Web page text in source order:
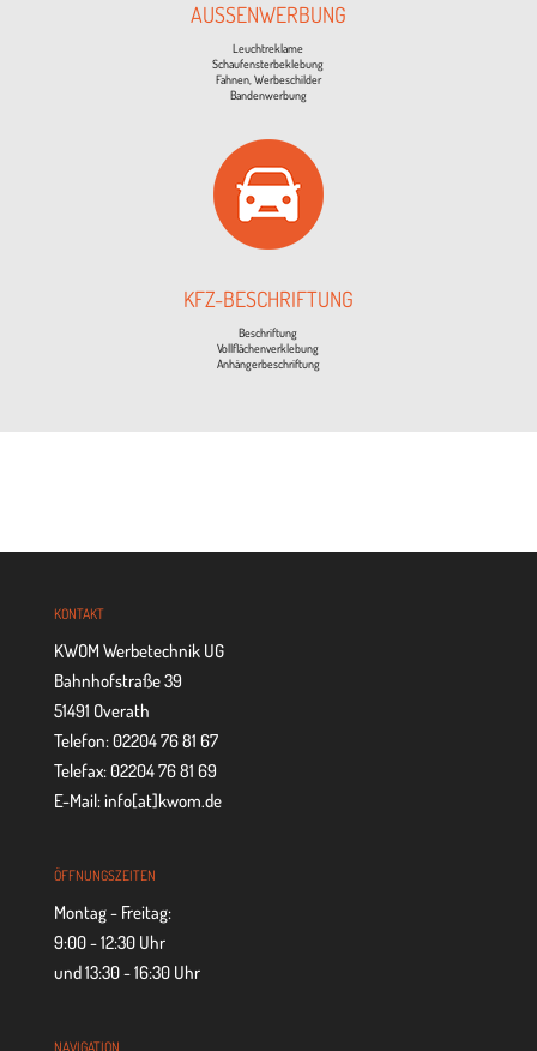
AUS­SEN­WER­BUNG
Leucht­re­klame
Schaufensterbeklebung
Fah­nen, Werbeschilder
Bandenwerbung
KFZ-BESCHRIF­TUNG
Beschrif­tung
Vollflächenverklebung
Anhängerbeschriftung
KON­TAKT
KWOM Werbetechnik UG
Bahnhofstraße 39
51491 Overath
Telefon: 02204 76 81 67
Telefax: 02204 76 81 69
E-Mail: info[at]kwom.de
ÖFF­NUNGS­ZEI­TEN
Montag - Freitag:
9:00 - 12:30 Uhr
und 13:30 - 16:30 Uhr
NAVI­GA­TION